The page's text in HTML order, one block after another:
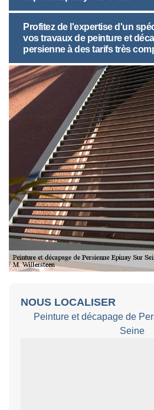
Profitez de l'expertise d'un
vos travaux de peinture et
persienne à des tarifs très
NOUS LOCALISER
Peinture et décapage de
Seine